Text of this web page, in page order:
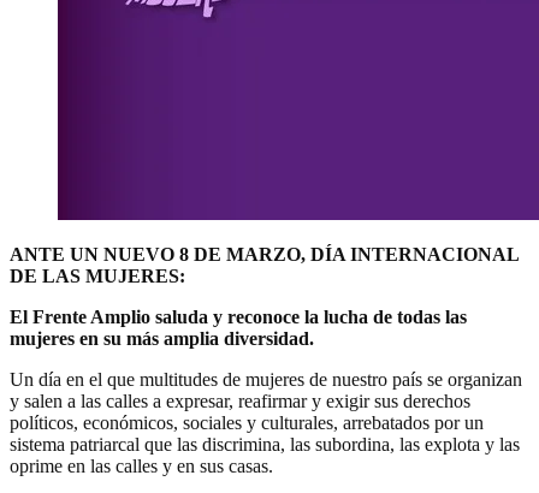
ANTE UN NUEVO 8 DE MARZO, DÍA INTERNACIONAL
DE LAS MUJERES:
El Frente Amplio saluda y reconoce la lucha de todas las
mujeres en su más amplia diversidad.
Un día en el que multitudes de mujeres de nuestro país se organizan
y salen a las calles a expresar, reafirmar y exigir sus derechos
políticos, económicos, sociales y culturales, arrebatados por un
sistema patriarcal que las discrimina, las subordina, las explota y las
oprime en las calles y en sus casas.